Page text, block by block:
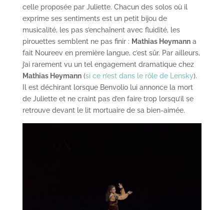
celle proposée par Juliette. Chacun des solos où il
exprime ses sentiments est un petit bijou de
musicalité, les pas s’enchaînent avec fluidité, les
pirouettes semblent ne pas finir : Mathias Heymanna
fait Noureev en première langue, c’est sûr. Par ailleurs,
j’ai rarement vu un tel engagement dramatique chez
Mathias Heymann(si ce n’est dans le rôle de Lensky).
Il est déchirant lorsque Benvolio lui annonce la mort
de Juliette et ne craint pas d’en faire trop lorsqu’il se
retrouve devant le lit mortuaire de sa bien-aimée.